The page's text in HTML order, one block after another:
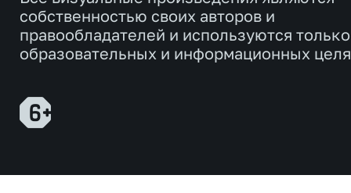
собственностью своих авторов и
правообладателей и используются
образовательных и информационных